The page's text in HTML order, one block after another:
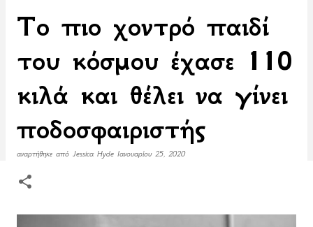
Το πιο χοντρό παιδί
του κόσμου έχασε 110
κιλά και θέλει να γίνει
ποδοσφαιριστής
αναρτήθηκε από Jessica Hyde Ιανουαρίου 25, 2020